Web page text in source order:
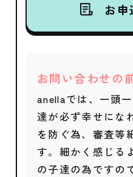
お申
お問い合わせの
anellaでは、一頭
達が必ず幸せにな
を防ぐ為、審査等
す。細かく感じる
の子達の為ですの